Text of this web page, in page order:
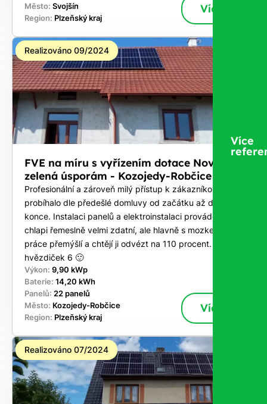
Město: Svojšín
Region: Plzeňský kraj
Více
Realizováno 09/2024
FVE na míru s vyřízením dotace Nová
zelená úsporám - Kozojedy-Robčice
Profesionální a zároveň milý přístup k zákazníkovi. Vše
probíhalo dle předešlé domluvy od začátku až do
konce. Instalaci panelů a elektroinstalaci prováděli
chlapi řemeslně velmi zdatní, ale hlavně s mozkem, co u
práce přemýšlí a chtějí ji odvézt na 110 procent. Za mě
hvězdiček 6 🙂
Výkon: 9,90 kWp
Baterie: 14,20 kWh
Panelů: 22 panelů
Město: Kozojedy-Robčice
Region: Plzeňský kraj
Více
Realizováno 07/2024
Více